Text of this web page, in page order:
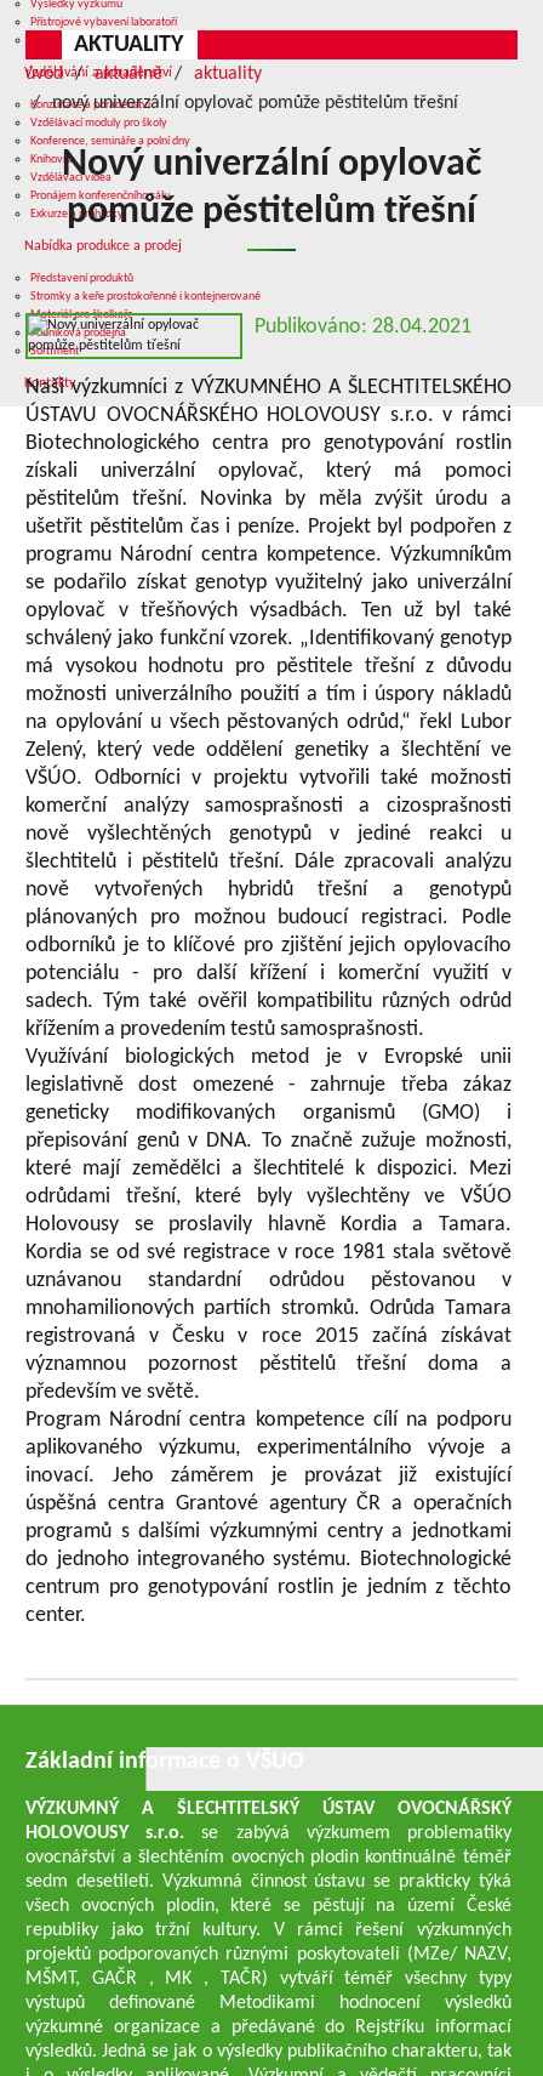
Výsledky výzkumu
Přístrojové vybavení laboratoří
Služby v oblasti výzkumu
Vzdělávání a poradenství
Konzultace a poradenství
Vzdělávací moduly pro školy
Konference, semináře a polní dny
Knihovna
Vzdělávací videa
Pronájem konferenčního sálu
Exkurze a prohlídky
Nabídka produkce a prodej
Představení produktů
Stromky a keře prostokořenné i kontejnerované
Materiál pro školkaře
Podniková prodejna
Sortiment
Kontakty
AKTUALITY
úvod aktuálně
aktuality
nový univerzální opylovač pomůže pěstitelům třešní
Nový univerzální opylovač
pomůže pěstitelům třešní
Publikováno: 28.04.2021
Naši výzkumníci z VÝZKUMNÉHO A ŠLECHTITELSKÉHO
ÚSTAVU OVOCNÁŘSKÉHO HOLOVOUSY s.r.o. v rámci
Biotechnologického centra pro genotypování rostlin
získali univerzální opylovač, který má pomoci
pěstitelům třešní. Novinka by měla zvýšit úrodu a
ušetřit pěstitelům čas i peníze. Projekt byl podpořen z
programu Národní centra kompetence. Výzkumníkům
se podařilo získat genotyp využitelný jako univerzální
opylovač v třešňových výsadbách. Ten už byl také
schválený jako funkční vzorek. „Identifikovaný genotyp
má vysokou hodnotu pro pěstitele třešní z důvodu
možnosti univerzálního použití a tím i úspory nákladů
na opylování u všech pěstovaných odrůd,“ řekl Lubor
Zelený, který vede oddělení genetiky a šlechtění ve
VŠÚO. Odborníci v projektu vytvořili také možnosti
komerční analýzy samosprašnosti a cizosprašnosti
nově vyšlechtěných genotypů v jediné reakci u
šlechtitelů i pěstitelů třešní. Dále zpracovali analýzu
nově vytvořených hybridů třešní a genotypů
plánovaných pro možnou budoucí registraci. Podle
odborníků je to klíčové pro zjištění jejich opylovacího
potenciálu - pro další křížení i komerční využití v
sadech. Tým také ověřil kompatibilitu různých odrůd
křížením a provedením testů samosprašnosti.
Využívání biologických metod je v Evropské unii
legislativně dost omezené - zahrnuje třeba zákaz
geneticky modifikovaných organismů (GMO) i
přepisování genů v DNA. To značně zužuje možnosti,
které mají zemědělci a šlechtitelé k dispozici. Mezi
odrůdami třešní, které byly vyšlechtěny ve VŠÚO
Holovousy se proslavily hlavně Kordia a Tamara.
Kordia se od své registrace v roce 1981 stala světově
uznávanou standardní odrůdou pěstovanou v
mnohamilionových partiích stromků. Odrůda Tamara
registrovaná v Česku v roce 2015 začíná získávat
významnou pozornost pěstitelů třešní doma a
především ve světě.
Program Národní centra kompetence cílí na podporu
aplikovaného výzkumu, experimentálního vývoje a
inovací. Jeho záměrem je provázat již existující
úspěšná centra Grantové agentury ČR a operačních
programů s dalšími výzkumnými centry a jednotkami
do jednoho integrovaného systému. Biotechnologické
centrum pro genotypování rostlin je jedním z těchto
center.
Základní informace o VŠUO
VÝZKUMNÝ A ŠLECHTITELSKÝ ÚSTAV OVOCNÁŘSKÝ
HOLOVOUSY s.r.o.se zabývá výzkumem problematiky
ovocnářství a šlechtěním ovocných plodin kontinuálně téměř
sedm desetiletí. Výzkumná činnost ústavu se prakticky týká
všech ovocných plodin, které se pěstují na území České
republiky jako tržní kultury. V rámci řešení výzkumných
projektů podporovaných různými poskytovateli (MZe/ NAZV,
MŠMT, GAČR , MK , TAČR) vytváří téměř všechny typy
výstupů definované Metodikami hodnocení výsledků
výzkumné organizace a předávané do Rejstříku informací
výsledků. Jedná se jak o výsledky publikačního charakteru, tak